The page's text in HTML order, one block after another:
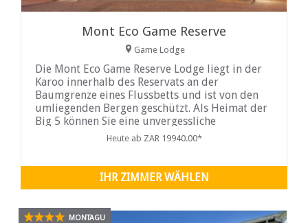
Mont Eco Game Reserve
Game Lodge
Die Mont Eco Game Reserve Lodge liegt in der
Karoo innerhalb des Reservats an der
Baumgrenze eines Flussbetts und ist von den
umliegenden Bergen geschützt. Als Heimat der
Big 5 können Sie eine unvergessliche
Wildtiersafari erleben.Heute ab ZAR 19940.00*
IHR ZIMMER WÄHLEN
MONTAGU